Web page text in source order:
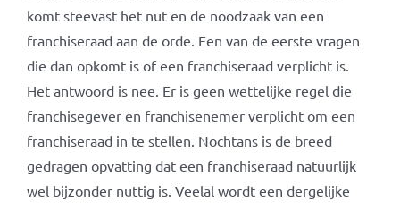
komt steevast het nut en de noodzaak van een
franchiseraad aan de orde. Een van de eerste vragen
die dan opkomt is of een franchiseraad verplicht is.
Het antwoord is nee. Er is geen wettelijke regel die
franchisegever en franchisenemer verplicht om een
franchiseraad in te stellen. Nochtans is de breed
gedragen opvatting dat een franchiseraad natuurlijk
wel bijzonder nuttig is. Veelal wordt een dergelijke